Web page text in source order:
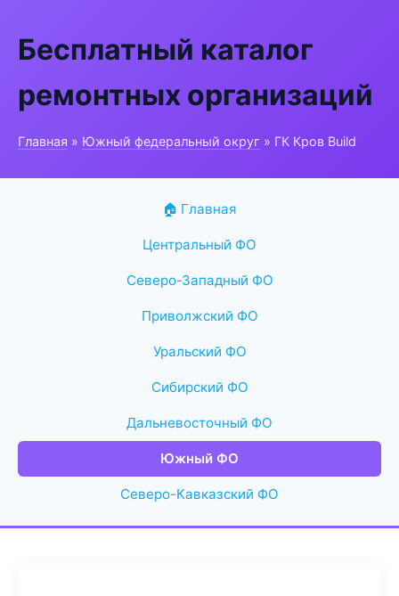
Бесплатный каталог
ремонтных организаций
Главная » Южный федеральный округ » ГК Кров Build
🏠 Главная
Центральный ФО
Северо-Западный ФО
Приволжский ФО
Уральский ФО
Сибирский ФО
Дальневосточный ФО
Южный ФО
Северо-Кавказский ФО